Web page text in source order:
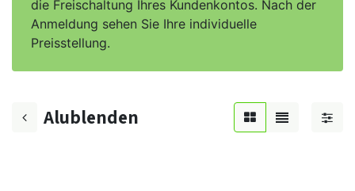
die Freischaltung Ihres Kundenkontos. Nach der
Anmeldung sehen Sie Ihre individuelle
Preisstellung.
Alublenden